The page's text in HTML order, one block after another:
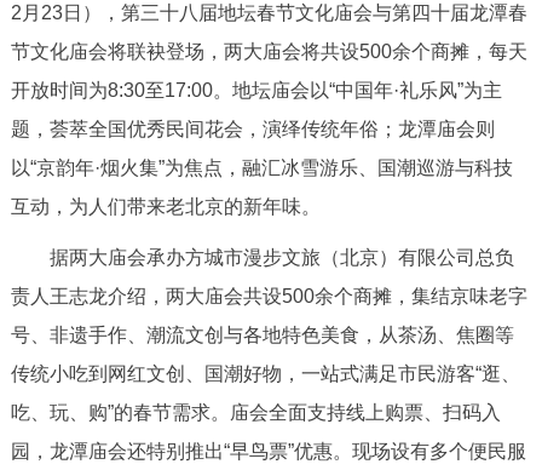
市领导 机构职能 政策服务
政策兑现 政策解读 回应关切
决策公开 专题公开
政务服务
中介服务 阳光政务
2月23日），第三十八届地坛春节文化庙会与第四十届龙潭春
节文化庙会将联袂登场，两大庙会将共设500余个商摊，每天
开放时间为8:30至17:00。地坛庙会以“中国年·礼乐风”为主
题，荟萃全国优秀民间花会，演绎传统年俗；龙潭庙会则
以“京韵年·烟火集”为焦点，融汇冰雪游乐、国潮巡游与科技
互动，为人们带来老北京的新年味。
据两大庙会承办方城市漫步文旅（北京）有限公司总负
责人王志龙介绍，两大庙会共设500余个商摊，集结京味老字
号、非遗手作、潮流文创与各地特色美食，从茶汤、焦圈等
传统小吃到网红文创、国潮好物，一站式满足市民游客“逛、
吃、玩、购”的春节需求。庙会全面支持线上购票、扫码入
园，龙潭庙会还特别推出“早鸟票”优惠。现场设有多个便民服